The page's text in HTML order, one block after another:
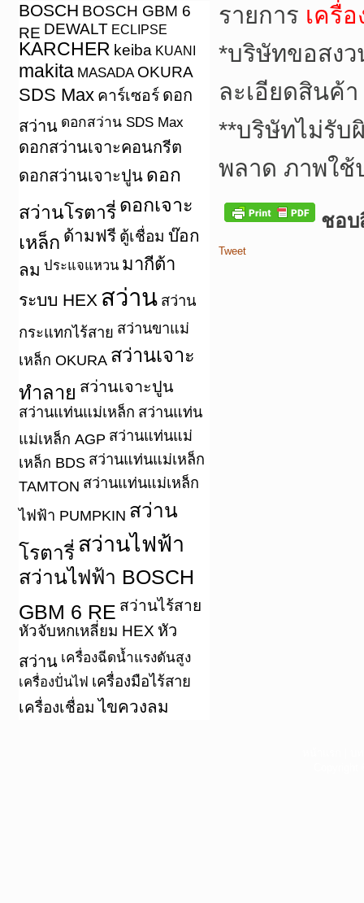
BOSCH BOSCH GBM 6
RE DEWALT ECLIPSE
KARCHER keiba KUANI
makita MASADA OKURA
SDS Max คาร์เซอร์ ดอก
สว่าน ดอกสว่าน SDS Max
ดอกสว่านเจาะคอนกรีต
ดอกสว่านเจาะปูน ดอก
สว่านโรตารี่ ดอกเจาะ
เหล็ก ด้ามฟรี ตู้เชื่อม บ๊อก
ลม ประแจแหวน มากีต้า
ระบบ HEX สว่าน สว่าน
กระแทกไร้สาย สว่านขาแม่
เหล็ก OKURA สว่านเจาะ
ทำลาย สว่านเจาะปูน
สว่านแท่นแม่เหล็ก สว่านแท่น
แม่เหล็ก AGP สว่านแท่นแม่
เหล็ก BDS สว่านแท่นแม่เหล็ก
TAMTON สว่านแท่นแม่เหล็ก
ไฟฟ้า PUMPKIN สว่าน
โรตารี่ สว่านไฟฟ้า
สว่านไฟฟ้า BOSCH
GBM 6 RE สว่านไร้สาย
หัวจับหกเหลี่ยม HEX หัว
สว่าน เครื่องฉีดน้ำแรงดันสูง
เครื่องปั่นไฟ เครื่องมือไร้สาย
เครื่องเชื่อม ไขควงลม
รายการ เครื่
*บริษัทขอสงว
ละเอียดสินค้
**บริษัทไม่รับ
พลาด ภาพใ
ชอบ
Tweet